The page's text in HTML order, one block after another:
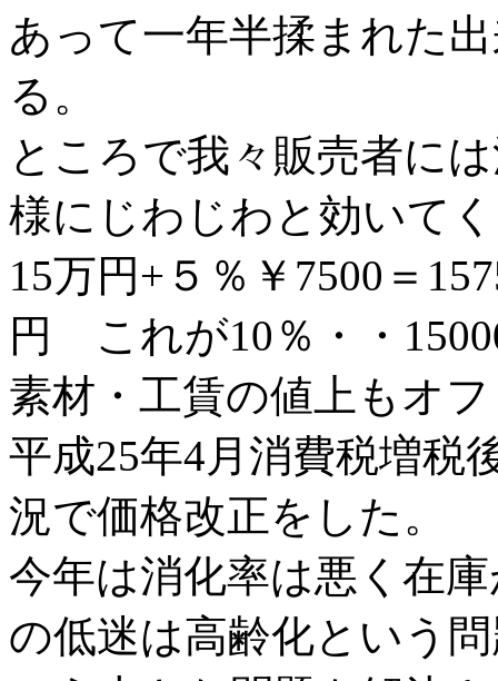
あって一年半揉まれた
る。
ところで我々販売者に
様にじわじわと効いて
15万円+５％￥7500＝
円 これが10％・・
素材・工賃の値上もオ
平成25年4月消費税増税
況で価格改正をした。
今年は消化率は悪く在
の低迷は高齢化という